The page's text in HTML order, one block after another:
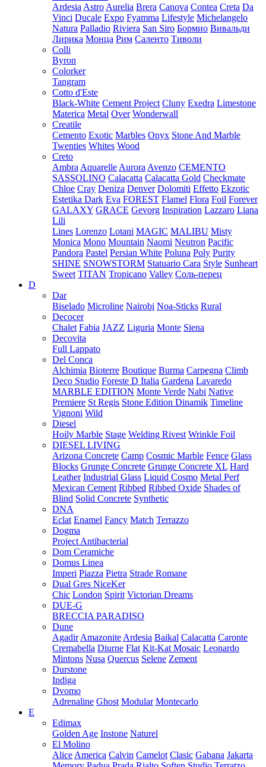
Ardesia Astro Aurelia Brera Canova Contea Creta Da
Vinci Ducale Expo Fyamma Lifestyle Michelangelo
Natura Palladio Riviera San Siro Бормио Вивальди
Лирика Монца Рим Саленто Тиволи
Colli
Byron
Colorker
Tangram
Cotto d'Este
Black-White Cement Project Cluny Exedra Limestone
Materica Metal Over Wonderwall
Creatile
Cemento Exotic Marbles Onyx Stone And Marble
Twenties Whites Wood
Creto
Ambra Aquarelle Aurora Avenzo CEMENTO
SASSOLINO Calacatta Calacatta Gold Checkmate
Chloe Cray Deniza Denver Dolomiti Effetto Ekzotic
Estetika Dark Eva FOREST Flamel Flora Foil Forever
GALAXY GRACE Gevorg Inspiration Lazzaro Liana
Lili
Lines Lorenzo Lotani MAGIC MALIBU Misty
Monica Mono Mountain Naomi Neutron Pacific
Pandora Pastel Persian White Poluna Poly Purity
SHINE SNOWSTORM Statuario Cara Style Sunheart
Sweet TITAN Tropicano Valley Соль-перец
D
Dar
Biselado Microline Nairobi Noa-Sticks Rural
Decocer
Chalet Fabia JAZZ Liguria Monte Siena
Decovita
Full Lappato
Del Conca
Alchimia Bioterre Boutique Burma Carpegna Climb
Deco Studio Foreste D Italia Gardena Lavaredo
MARBLE EDITION Monte Verde Nabi Native
Premiere St Regis Stone Edition Dinamik Timeline
Vignoni Wild
Diesel
Hoily Marble Stage Welding Rivest Wrinkle Foil
DIESEL LIVING
Arizona Concrete Camp Cosmic Marble Fence Glass
Blocks Grunge Concrete Grunge Concrete XL Hard
Leather Industrial Glass Liquid Cosmo Metal Perf
Mexican Cement Ribbed Ribbed Oxide Shades of
Blind Solid Concrete Synthetic
DNA
Eclat Enamel Fancy Match Terrazzo
Dogma
Project Antibacterial
Dom Ceramiche
Domus Linea
Imperi Piazza Pietra Strade Romane
Dual Gres NiceKer
Chic London Spirit Victorian Dreams
DUE-G
BRECCIA PARADISO
Dune
Agadir Amazonite Ardesia Baikal Calacatta Caronte
Cremabella Diurne Flat Kit-Kat Mosaic Leonardo
Mintons Nusa Quercus Selene Zement
Durstone
Indiga
Dvomo
Adrenaline Ghost Modular Montecarlo
E
Edimax
Golden Age Instone Naturel
El Molino
Alice America Calvin Camelot Clasic Gabana Jakarta